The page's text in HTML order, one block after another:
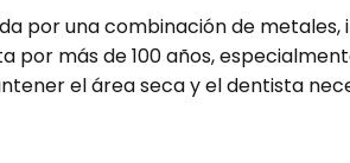
por una combinación de metales,
por más de 100 años,
el área seca y el dentista